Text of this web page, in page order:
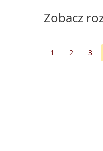
Zobacz
1 2 3